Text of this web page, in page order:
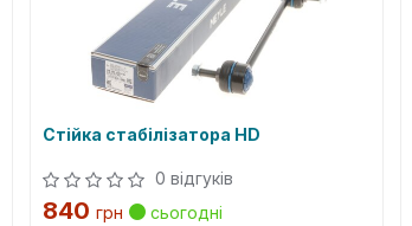
Стійка стабілізатора HD
0 відгуків
840 грн
сьогодні